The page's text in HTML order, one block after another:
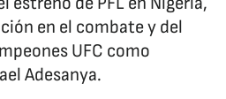
en el combate y del
UFC como
Adesanya.